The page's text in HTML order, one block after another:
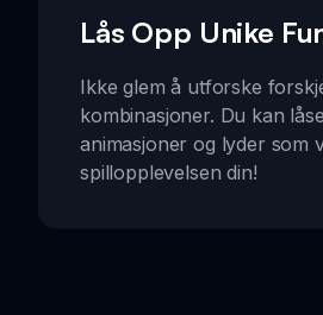
Lås Opp Unike
Ikke glem å utforske
kombinasjoner. Du kan
animasjoner og lyder som
spillopplevelsen din!